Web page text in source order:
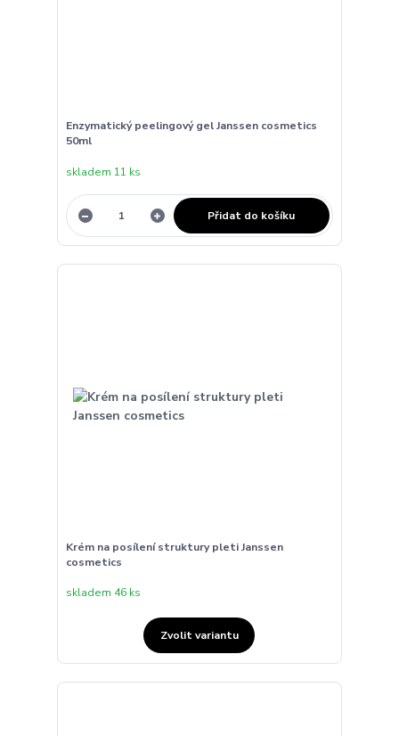
Enzymatický peelingový gel Janssen cosmetics
50ml
skladem 11 ks
Přidat do košíku
Krém na posílení struktury pleti Janssen
cosmetics
skladem 46 ks
Zvolit variantu